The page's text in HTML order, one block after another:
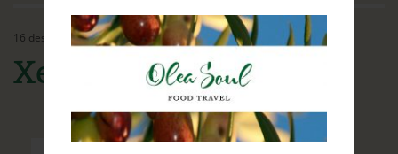
Contacte
Què et ve de gust fer?
16 desembre, 2016
Xecs-regal Olea Soul